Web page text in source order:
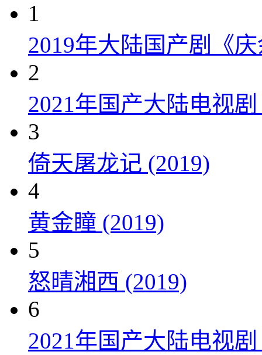
1
2019年大陆国产剧《
2
2021年国产大陆电视
3
倚天屠龙记 (2019)
4
黄金瞳 (2019)
5
怒晴湘西 (2019)
6
2021年国产大陆电视